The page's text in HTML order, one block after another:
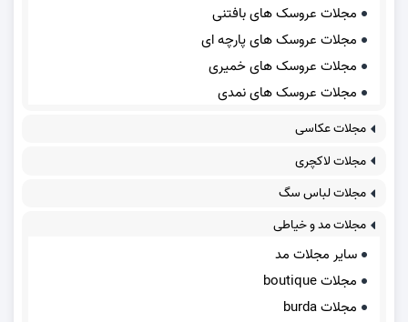
مجلات عروسک های بافتنی
مجلات عروسک های پارچه ای
مجلات عروسک های خمیری
مجلات عروسک های نمدی
مجلات عکاسی
مجلات لاکچری
مجلات لباس سگ
مجلات مد و خیاطی
سایر مجلات مد
مجلات boutique
مجلات burda